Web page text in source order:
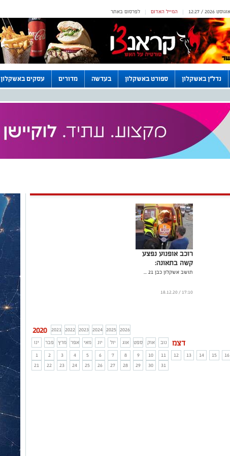
לפרסום באתר | המייל האדום |
נדל"ן באשקלון ספורט באשקלון בעדשה מדורים עסקים באשקלון
רוכב אופנוע נפצע
קשה בתאונה:
תושב אשקלון כבן 21 ...
17:10 / 18.12.20
2020 2021 2022 2023 2024 2025 2026
ינו
פבר מרץ אפר מאי יונ יול אוג ספט אוק נוב דצמ
1 2 3 4 5 6 7 8 9 10 11 12 13 14 15 16
21
22 23 24 25 26 27 28 29 30 31